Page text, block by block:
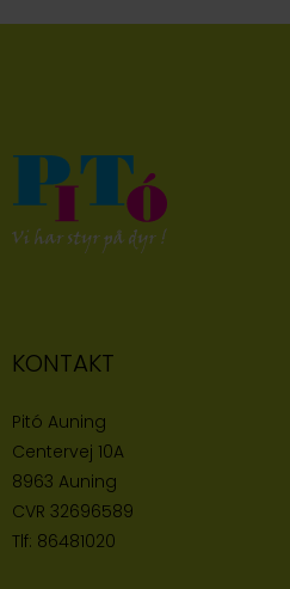
KONTAKT
Pitó Auning
Centervej 10A
8963 Auning
CVR 32696589
Tlf: 86481020